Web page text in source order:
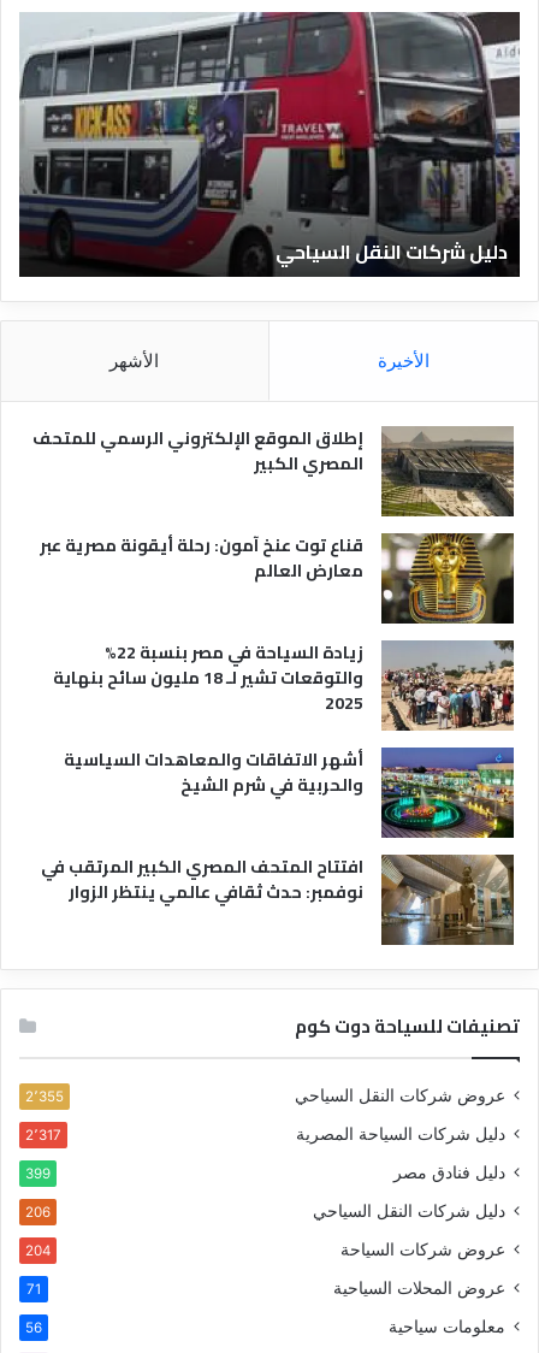
ل
ي
ا
ل
ف
ن
ا
ق
ا
ل
ر
ة
دليل الفنادق المصرية
ق
و
الأخيرة الأشهر
إطلاق الموقع الإلكتروني الرسمي للمتحف
المصري الكبير
قناع توت عنخ آمون: رحلة أيقونة مصرية عبر
معارض العالم
زيادة السياحة في مصر بنسبة 22%
والتوقعات تشير لـ 18 مليون سائح بنهاية
2025
أشهر الاتفاقات والمعاهدات السياسية
والحربية في شرم الشيخ
افتتاح المتحف المصري الكبير المرتقب في
نوفمبر: حدث ثقافي عالمي ينتظر الزوار
تصنيفات للسياحة دوت كوم
عروض شركات النقل السياحي 2٬355
دليل شركات السياحة المصرية 2٬317
دليل فنادق مصر 399
دليل شركات النقل السياحي 206
عروض شركات السياحة 204
عروض المحلات السياحية 71
معلومات سياحية 56